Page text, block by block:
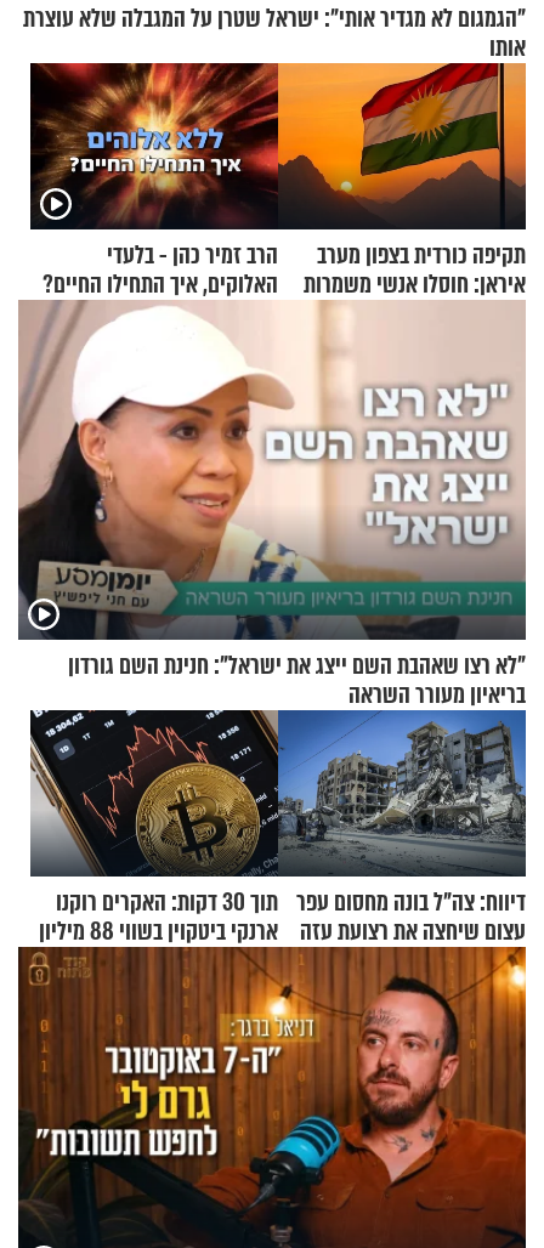
"הגמגום לא מגדיר אותי": ישראל שטרן על המגבלה שלא עוצרת
אותו
תקיפה כורדית בצפון מערב
איראן: חוסלו אנשי משמרות
הרב זמיר כהן - בלעדי
האלוקים, איך התחילו החיים?
"לא רצו שאהבת השם ייצג את ישראל": חנינת השם גורדון
בריאיון מעורר השראה
דיווח: צה"ל בונה מחסום עפר
עצום שיחצה את רצועת עזה
לשניים
תוך 30 דקות: האקרים רוקנו
ארנקי ביטקוין בשווי 88 מיליון
דולר